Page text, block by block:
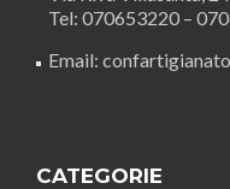
Tel: 070653220 –
Email:
CATEGORIE